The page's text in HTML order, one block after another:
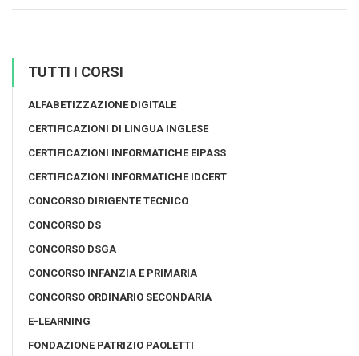
TUTTI I CORSI
ALFABETIZZAZIONE DIGITALE
CERTIFICAZIONI DI LINGUA INGLESE
CERTIFICAZIONI INFORMATICHE EIPASS
CERTIFICAZIONI INFORMATICHE IDCERT
CONCORSO DIRIGENTE TECNICO
CONCORSO DS
CONCORSO DSGA
CONCORSO INFANZIA E PRIMARIA
CONCORSO ORDINARIO SECONDARIA
E-LEARNING
FONDAZIONE PATRIZIO PAOLETTI